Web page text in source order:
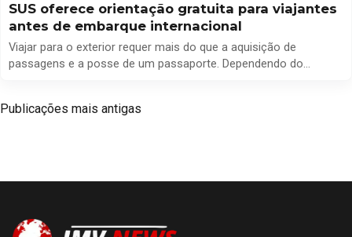
SUS oferece orientação gratuita para viajantes
antes de embarque internacional
Viajar para o exterior requer mais do que a aquisição de
passagens e a posse de um passaporte. Dependendo do
minimizar o risco de doenças durante a estadia. O Sistema
Navegação
Publicações mais antigas